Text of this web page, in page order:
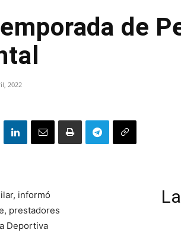
de
2022
informó
prestadores
Deportiva